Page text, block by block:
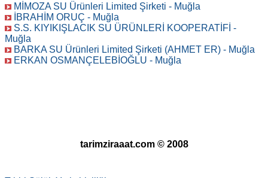
MİMOZA SU Ürünleri Limited Şirketi - Muğla
İBRAHİM ORUÇ - Muğla
S.S. KIYIKIŞLACIK SU ÜRÜNLERİ KOOPERATİFİ -
Muğla
BARKA SU Ürünleri Limited Şirketi (AHMET ER) - Muğla
ERKAN OSMANÇELEBİOĞLU - Muğla
tarimziraaat.com © 2008